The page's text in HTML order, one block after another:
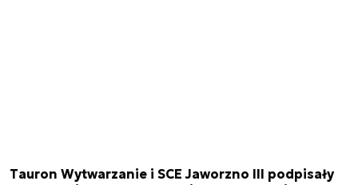
Tauron Wytwarzanie i SCE Jaworzno III podpisały